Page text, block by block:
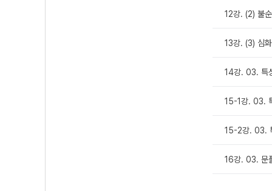
12강. (2) 불
13강. (3) 심
14강. 03. 특
15-1강. 03.
15-2강. 03.
16강. 03. 문